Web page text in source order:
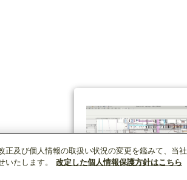
正及び個人情報の取扱い状況の変更を鑑みて、当
いたします。
改定した個人情報保護方針はこちら